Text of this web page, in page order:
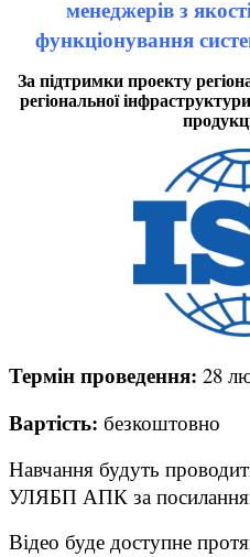
менеджерів з
функціонування
За підтримки проекту
регіональної
Термін проведення: 28
Вартість: безкоштовно
Навчання будуть
УЛЯБП АПК за
Відео буде доступне